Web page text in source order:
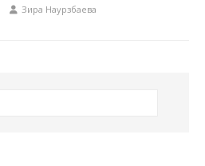
Зира Наурзбаева